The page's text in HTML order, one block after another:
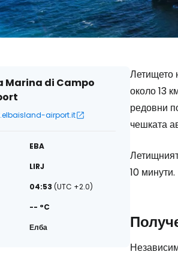
Marina di Campo
airport.it
EBA
LIRJ
04:53 (UTC +2.0)
-- °C
Елба
Летището
около 13
редовни
чешката
10 минути.